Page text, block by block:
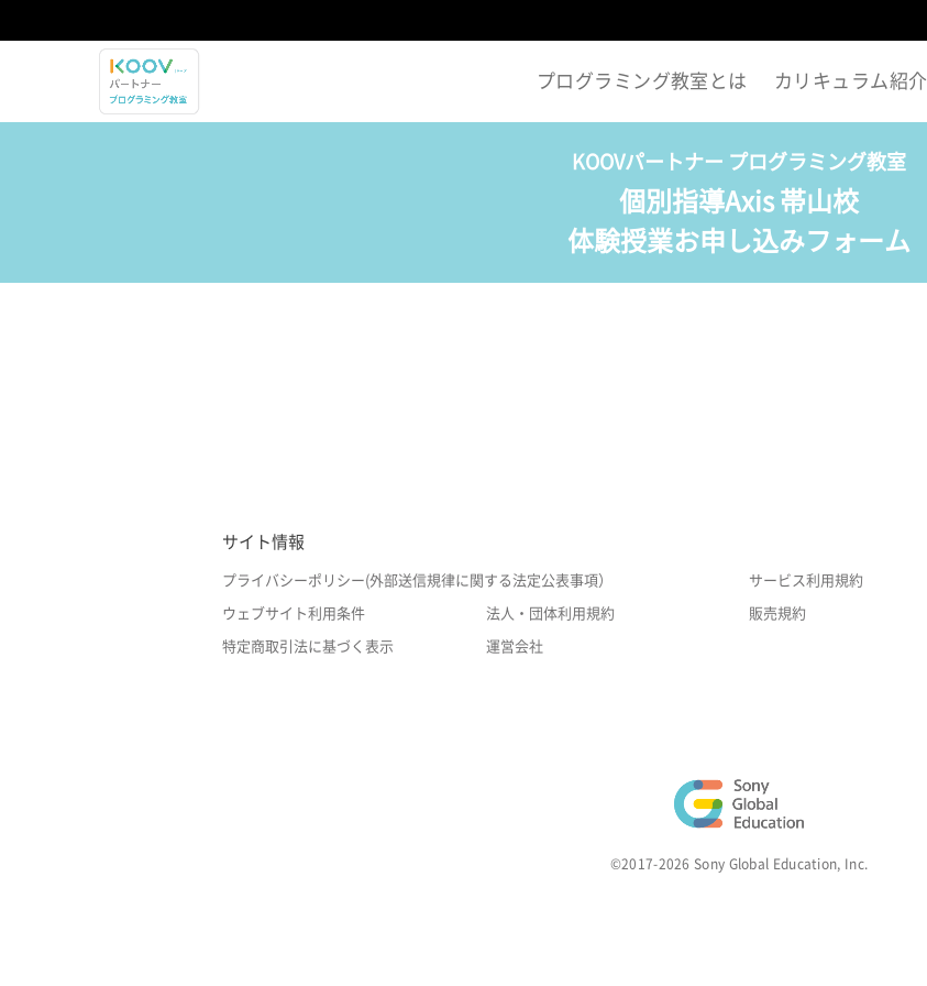
プログラミング教室とは カリキュラム紹介
KOOVパートナー プログラミング教室
個別指導Axis 帯山校
体験授業お申し込みフォーム
サイト情報
プライバシーポリシー(外部送信規律に関する法定公表事項） サービス利用規約
ウェブサイト利用条件 法人・団体利用規約 販売規約
特定商取引法に基づく表示 運営会社
©2017-2026 Sony Global Education, Inc.